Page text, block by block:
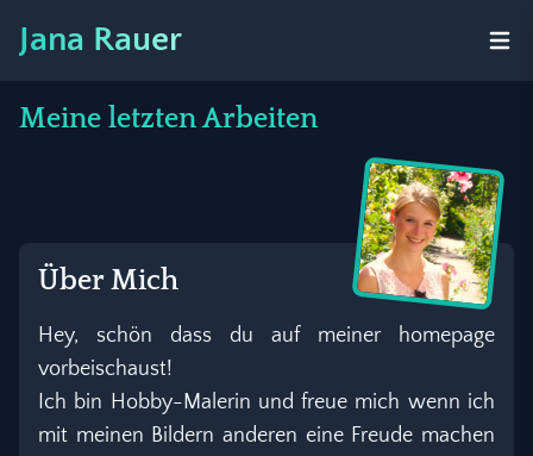
Jana Rauer
Meine letzten Arbeiten
Über Mich
Hey, schön dass du auf meiner homepage
vorbeischaust!
Ich bin Hobby-Malerin und freue mich wenn ich
mit meinen Bildern anderen eine Freude machen